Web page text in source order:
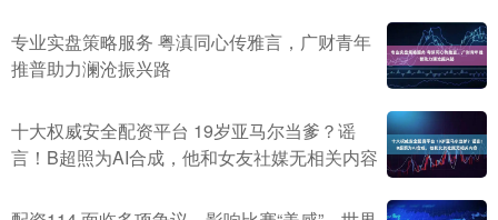
专业实盘策略服务 粤滇同心传雅言，广财青年
推普助力澜沧振兴路
十大权威安全配资平台 19岁亚马尔当爹？谣
言！B超照为AI合成，他和女友社媒无相关内容